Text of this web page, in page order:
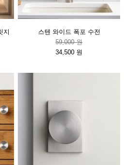
지
스텐 와이드 폭포 수전
59,000 원
34,500 원